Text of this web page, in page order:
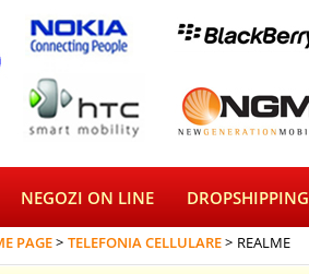
NEGOZI ON LINE DROPSHIPPING
PAGE TELEFONIA CELLULARE REALME